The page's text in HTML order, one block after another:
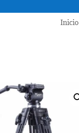
Inicio